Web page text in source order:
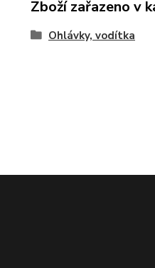
Zboží zařazeno v
Ohlávky, vodítka